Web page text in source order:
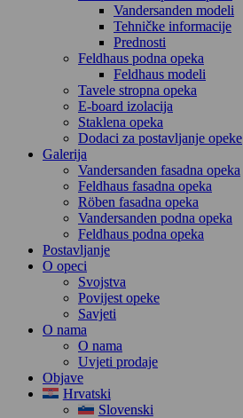
Vandersanden modeli
Tehničke informacije
Prednosti
Feldhaus podna opeka
Feldhaus modeli
Tavele stropna opeka
E-board izolacija
Staklena opeka
Dodaci za postavljanje opeke
Galerija
Vandersanden fasadna opeka
Feldhaus fasadna opeka
Röben fasadna opeka
Vandersanden podna opeka
Feldhaus podna opeka
Postavljanje
O opeci
Svojstva
Povijest opeke
Savjeti
O nama
O nama
Uvjeti prodaje
Objave
Hrvatski
Slovenski